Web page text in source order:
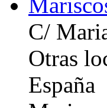
C/
Otras
España